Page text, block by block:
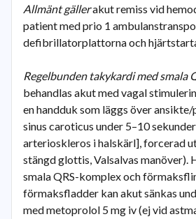
Allmänt gällerakut remiss vid
patient med prio 1
defibrillatorplattorna och
Regelbunden takykardi med smala
behandlas akut med vagal
en handduk som läggs över
sinus caroticus under 5–10
arterioskleros i halskärl], forcerad
stängd glottis, Valsalvas manöver).
smala QRS-komplex och
förmaksfladder kan akut sänkas
med metoprolol 5 mg iv (ej vid